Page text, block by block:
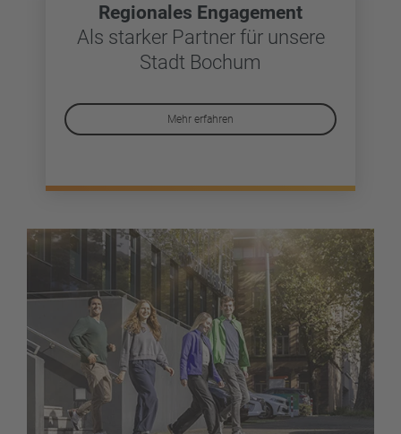
Regionales Engagement
Als starker Partner für unsere
Stadt Bochum
Mehr erfahren